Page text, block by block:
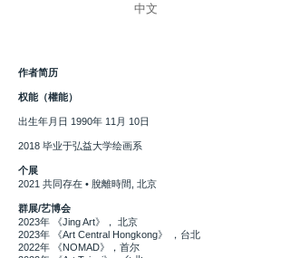
中文
作者简历
权能（權能）
出生年月日 1990年 11月 10日
2018 毕业于弘益大学绘画系
个展
2021 共同存在 • 脫離時間, 北京
群展/艺博会
2023年 《Jing Art》，
北京
2023年 《Art Central Hongkong》 ， 台北
2022年 《NOMAD》
，首尔